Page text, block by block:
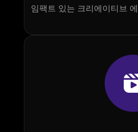
임팩트 있는 크리에이티브